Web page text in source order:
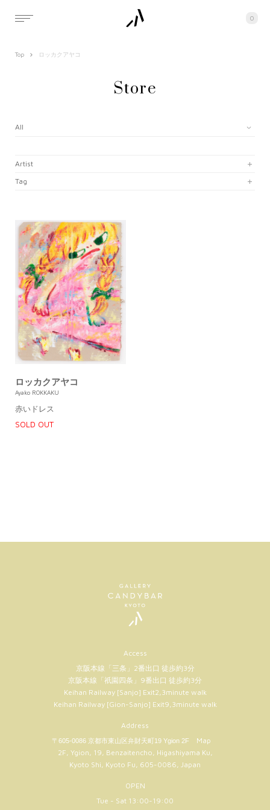
0
Top ロッカクアヤコ
Store
All
Artist
Tag
ロッカクアヤコ
Ayako ROKKAKU
赤いドレス
SOLD OUT
Access
京阪本線「三条」2番出口 徒歩約3分
京阪本線「祇園四条」9番出口 徒歩約3分
Keihan Railway [Sanjo] Exit2,3minute walk
Keihan Railway [Gion-Sanjo] Exit9,3minute walk
Address
〒605-0086 京都市東山区弁財天町19 Ygion 2F
Map
2F, Ygion, 19, Benzaitencho, Higashiyama Ku,
Kyoto Shi, Kyoto Fu, 605-0086, Japan
OPEN
Tue - Sat 13:00-19:00